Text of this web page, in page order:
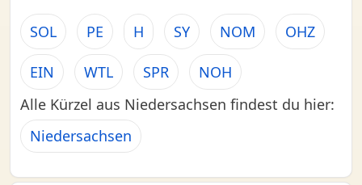
SOL PE H SY NOM OHZ
EIN WTL SPR
NOH
Alle Kürzel aus Niedersachsen findest du hier:
Niedersachsen